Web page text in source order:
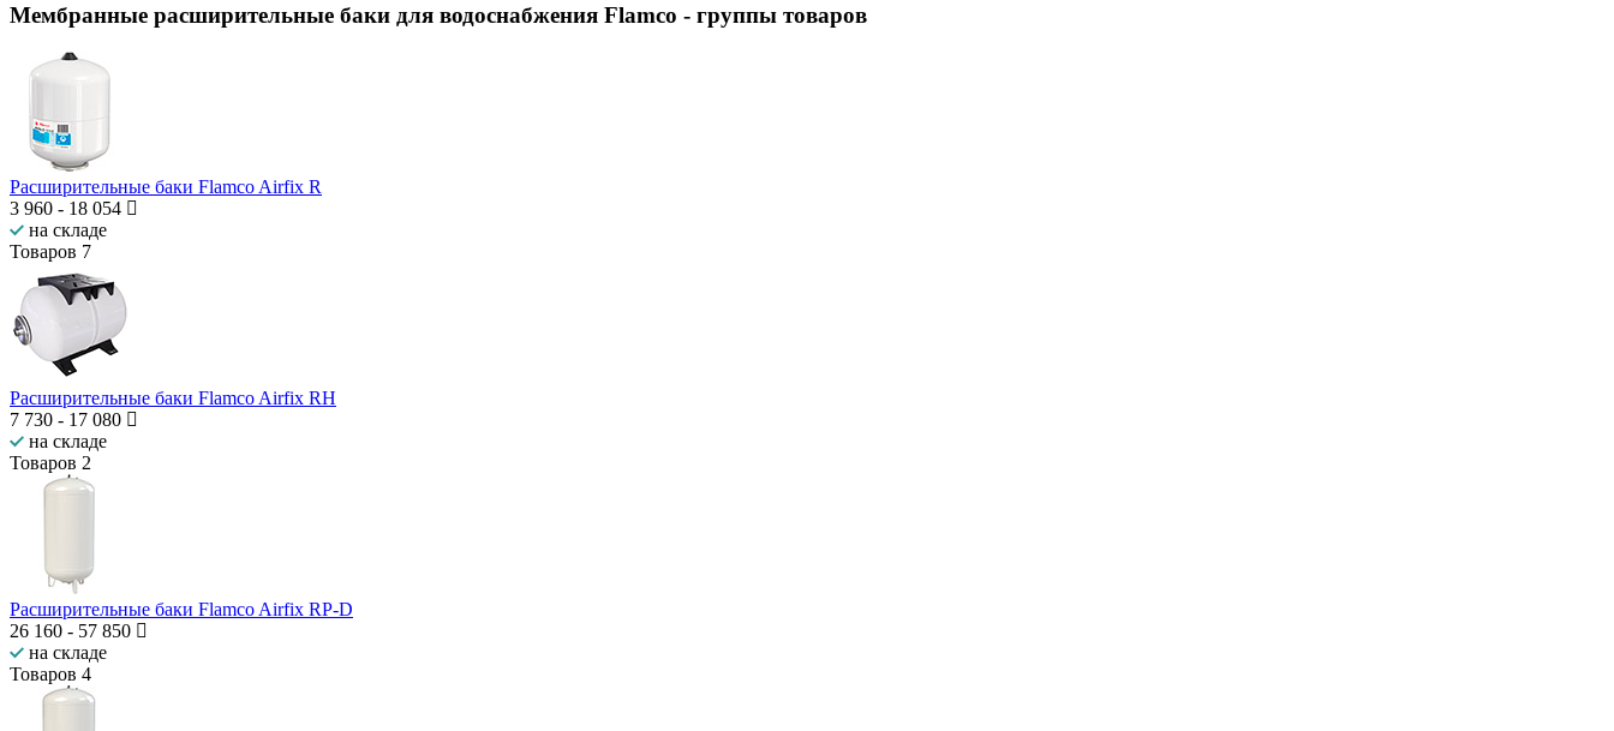
Мембранные расширительные баки для водоснабжения Flamco - группы товаров
Расширительные баки Flamco Airfix R
3 960 - 18 054
на складе
Товаров 7
Расширительные баки Flamco Airfix RH
7 730 - 17 080
на складе
Товаров 2
Расширительные баки Flamco Airfix RP-D
26 160 - 57 850
на складе
Товаров 4